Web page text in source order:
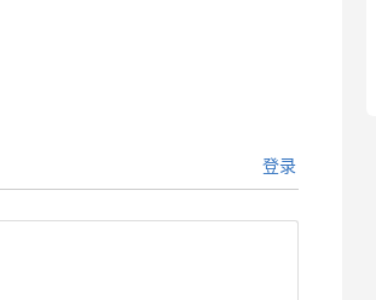
登录